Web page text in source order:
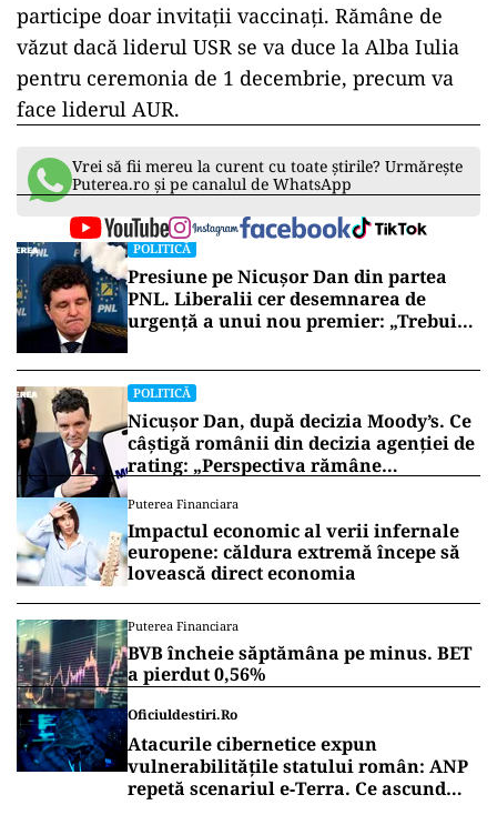
participe doar invitații vaccinați. Rămâne de
văzut dacă liderul USR se va duce la Alba Iulia
pentru ceremonia de 1 decembrie, precum va
face liderul AUR.
Vrei să fii mereu la curent cu toate știrile? Urmărește
Puterea.ro și pe canalul de WhatsApp
POLITICĂ
Presiune pe Nicușor Dan din partea
PNL. Liberalii cer desemnarea de
urgență a unui nou premier: „Trebuie
POLITICĂ
Nicușor Dan, după decizia Moody’s. Ce
câștigă românii din decizia agenției de
rating: „Perspectiva rămâne
Puterea Financiara
Impactul economic al verii infernale
europene: căldura extremă începe să
lovească direct economia
Puterea Financiara
BVB încheie săptămâna pe minus. BET
a pierdut 0,56%
Oficiuldestiri.ro
Atacurile cibernetice expun
vulnerabilitățile statului român: ANP
repetă scenariul e‑Terra. Ce ascund